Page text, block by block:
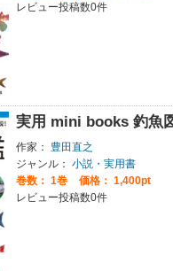
レビュー投稿数0件
実用 mini books 釣魚
作家：
豊田直之
ジャンル： 小説・実用書
巻数： 1巻
価格： 1,400pt
レビュー投稿数0件